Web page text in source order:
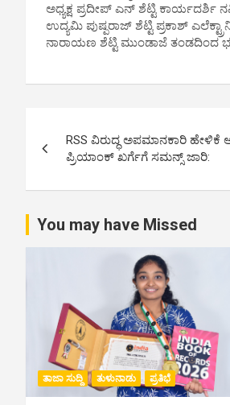
ಅಧ್ಯಕ್ಷ ಪ್ರದೀಪ್ ಎನ್ ಶೆಟ್ಟಿ ಕಾರ್ಯದರ್ಶಿ
ಉದ್ಯಮಿ ಪುಷ್ಪರಾಜ್ ಶೆಟ್ಟಿ ಪ್ರಕಾಶ್
ನಾರಾಯಣ ಶೆಟ್ಟಿ ಮುಂಡಾಜೆ ತಂಡದಿಂದ
s
t
n
g
RSS ವಿರುದ್ಧ ಅಪಮಾನಕಾರಿ
ಪ್ರಿಯಾಂಕ್ ಖರ್ಗೆಗೆ ಸಮನ್ಸ್ ಜಾರಿ:
You may have Missed
ತಾಜಾ ಸುದ್ದಿ ತುಳುನಾಡು ಪ್ರತಿಭೆ